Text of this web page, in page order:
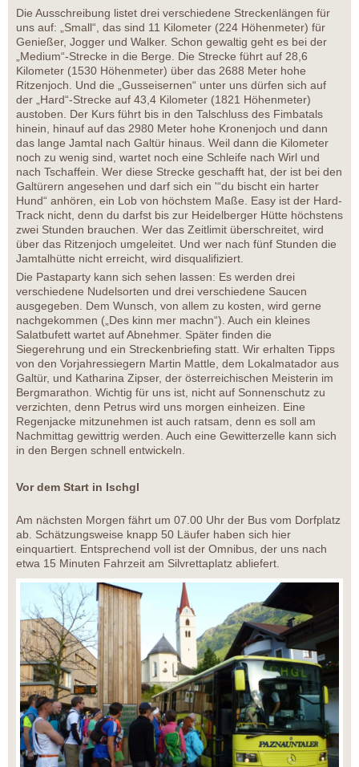
Die Ausschreibung listet drei verschiedene Streckenlängen für
uns auf: „Small“, das sind 11 Kilometer (224 Höhenmeter) für
Genießer, Jogger und Walker. Schon gewaltig geht es bei der
„Medium“-Strecke in die Berge. Die Strecke führt auf 28,6
Kilometer (1530 Höhenmeter) über das 2688 Meter hohe
Ritzenjoch. Und die „Gusseisernen“ unter uns dürfen sich auf
der „Hard“-Strecke auf 43,4 Kilometer (1821 Höhenmeter)
austoben. Der Kurs führt bis in den Talschluss des Fimbatals
hinein, hinauf auf das 2980 Meter hohe Kronenjoch und dann
das lange Jamtal nach Galtür hinaus. Weil dann die Kilometer
noch zu wenig sind, wartet noch eine Schleife nach Wirl und
nach Tschaffein. Wer diese Strecke geschafft hat, der ist bei den
Galtürern angesehen und darf sich ein '“du bischt ein harter
Hund“ anhören, ein Lob von höchstem Maße. Easy ist der Hard-
Track nicht, denn du darfst bis zur Heidelberger Hütte höchstens
zwei Stunden brauchen. Wer das Zeitlimit überschreitet, wird
über das Ritzenjoch umgeleitet. Und wer nach fünf Stunden die
Jamtalhütte nicht erreicht, wird disqualifiziert.
Die Pastaparty kann sich sehen lassen: Es werden drei
verschiedene Nudelsorten und drei verschiedene Saucen
ausgegeben. Dem Wunsch, von allem zu kosten, wird gerne
nachgekommen („Des kinn mer machn“). Auch ein kleines
Salatbufett wartet auf Abnehmer. Später finden die
Siegerehrung und ein Streckenbriefing statt. Wir erhalten Tipps
von den Vorjahressiegern Martin Mattle, dem Lokalmatador aus
Galtür, und Katharina Zipser, der österreichischen Meisterin im
Bergmarathon. Wichtig für uns ist, nicht auf Sonnenschutz zu
verzichten, denn Petrus wird uns morgen einheizen. Eine
Regenjacke mitzunehmen ist auch ratsam, denn es soll am
Nachmittag gewittrig werden. Auch eine Gewitterzelle kann sich
in den Bergen schnell entwickeln.
Vor dem Start in Ischgl
Am nächsten Morgen fährt um 07.00 Uhr der Bus vom Dorfplatz
ab. Schätzungsweise knapp 50 Läufer haben sich hier
einquartiert. Entsprechend voll ist der Omnibus, der uns nach
etwa 15 Minuten Fahrzeit am Silvrettaplatz abliefert.